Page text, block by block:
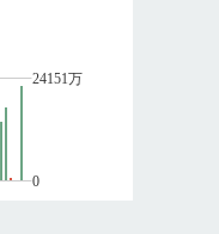
0
24151万